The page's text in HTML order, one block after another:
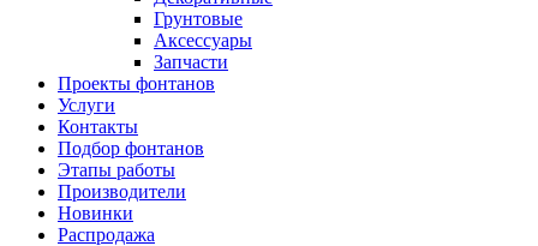
Грунтовые
Аксессуары
Запчасти
Проекты фонтанов
Услуги
Контакты
Подбор фонтанов
Этапы работы
Производители
Новинки
Распродажа